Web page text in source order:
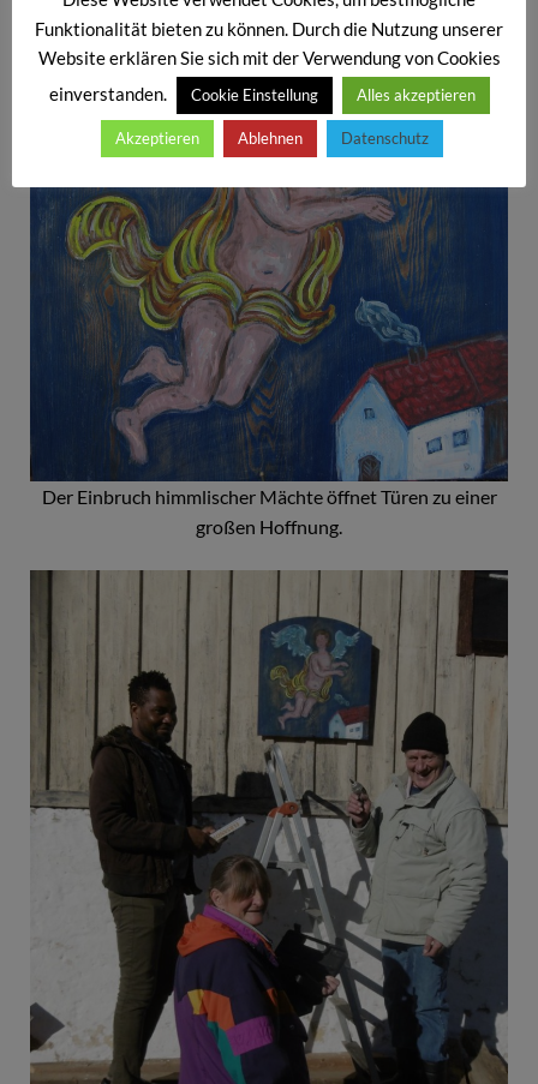
Der Einbruch himmlischer Mächte öffnet Türen zu einer
großen Hoffnung.
Funktionalität bieten zu können. Durch die Nutzung unserer
Website erklären Sie sich mit der Verwendung von Cookies
einverstanden.
Cookie Einstellung Alles akzeptieren
Akzeptieren Ablehnen Datenschutz